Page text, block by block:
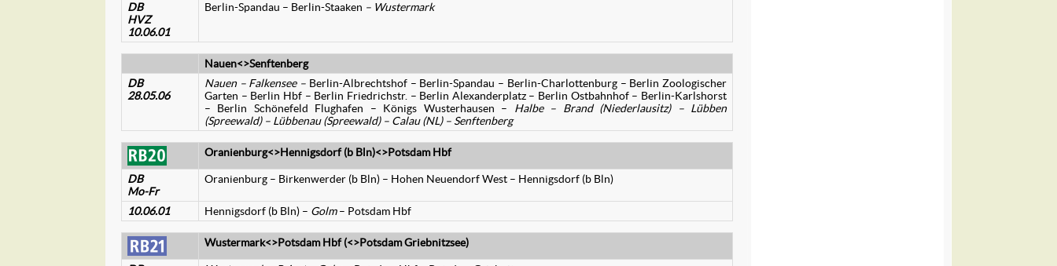
DB
HVZ
10.06.01
Berlin-Spandau – Berlin-Staaken – Wustermark
Nauen<>Senftenberg
DB
28.05.06
Nauen – Falkensee – Berlin-Albrechtshof – Berlin-Spandau – Berlin-Charlottenburg – Berlin Zoologischer
Garten – Berlin Hbf – Berlin Friedrichstr. – Berlin Alexanderplatz – Berlin Ostbahnhof – Berlin-Karlshorst
– Berlin Schönefeld Flughafen – Königs Wusterhausen – Halbe – Brand (Niederlausitz) – Lübben
(Spreewald) – Lübbenau (Spreewald) – Calau (NL) – Senftenberg
Oranienburg<>Hennigsdorf (b Bln)<>Potsdam Hbf
DB
Mo-Fr
Oranienburg – Birkenwerder (b Bln) – Hohen Neuendorf West – Hennigsdorf (b Bln)
10.06.01 Hennigsdorf (b Bln) – Golm– Potsdam Hbf
Wustermark<>Potsdam Hbf (<>Potsdam Griebnitzsee)